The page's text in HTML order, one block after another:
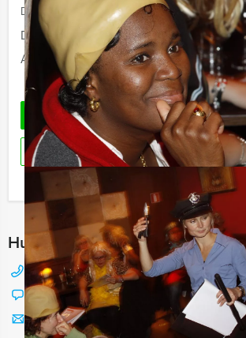
De prijzen zijn exclusief BTW
Duur:
4 uur
Aantal:
Minimaal 10 personen
OFFERTE AANVRAGEN
RESERVEREN
Ik heb een vraag over dit uitje
Hulp nodig bij het kiezen?
088 428 81 17
Chat met Jeroen
Stuur ons een mailtje